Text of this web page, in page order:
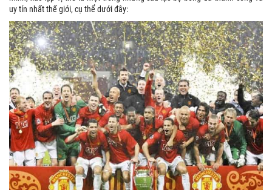
uy tín nhất thế giới, cụ thể dưới đây: